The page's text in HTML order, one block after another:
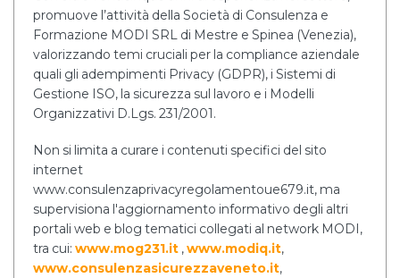
promuove l’attività della Società di Consulenza e
Formazione MODI SRL di Mestre e Spinea (Venezia),
valorizzando temi cruciali per la compliance aziendale
quali gli adempimenti Privacy (GDPR), i Sistemi di
Gestione ISO, la sicurezza sul lavoro e i Modelli
Organizzativi D.Lgs. 231/2001.
Non si limita a curare i contenuti specifici del sito
internet
www.consulenzaprivacyregolamentoue679.it, ma
supervisiona l'aggiornamento informativo degli altri
portali web e blog tematici collegati al network MODI,
tra cui: www.mog231.it ,www.modiq.it,
www.consulenzasicurezzaveneto.it,